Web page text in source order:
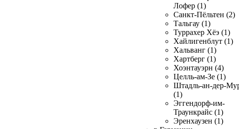
Лофер (1)
Санкт-Пёльтен (2)
Тальгау (1)
Туррахер Хёэ (1)
Хайлигенблут (1)
Хальванг (1)
Хартберг (1)
Хоэнтауэрн (4)
Целль-ам-Зе (1)
Штадль-ан-дер-
(1)
Эггендорф-им-
Траункрайс (1)
Эренхаузен (1)